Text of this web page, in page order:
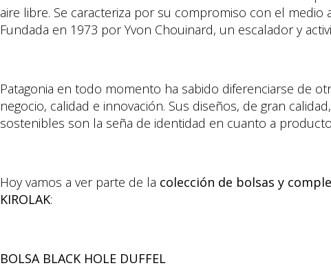
aire libre. Se caracteriza por su compromiso con el medio
Fundada en 1973 por Yvon Chouinard, un escalador y
Patagonia en todo momento ha sabido diferenciarse de
negocio, calidad e innovación. Sus diseños, de gran
sostenibles son la seña de identidad en cuanto a
Hoy vamos a ver parte de la colección de bolsas y
KIROLAK:
BOLSA BLACK HOLE DUFFEL